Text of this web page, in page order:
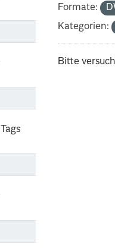
Formate:
Kategorien:
Bitte